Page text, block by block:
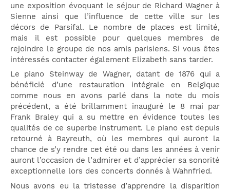
une exposition évoquant le séjour de Richard Wagner à
Sienne ainsi que l’influence de cette ville sur les
décors de Parsifal. Le nombre de places est limité,
mais il est possible pour quelques membres de
rejoindre le groupe de nos amis parisiens. Si vous êtes
intéressés contacter également Elizabeth sans tarder.
Le piano Steinway de Wagner, datant de 1876 qui a
bénéficié d’une restauration intégrale en Belgique
comme nous en avons parlé dans la note du mois
précédent, a été brillamment inauguré le 8 mai par
Frank Braley qui a su mettre en évidence toutes les
qualités de ce superbe instrument. Le piano est depuis
retourné à Bayreuth, où les membres qui auront la
chance de s’y rendre cet été ou dans les années à venir
auront l’occasion de l’admirer et d’apprécier sa sonorité
exceptionnelle lors des concerts donnés à Wahnfried.
Nous avons eu la tristesse d’apprendre la disparition